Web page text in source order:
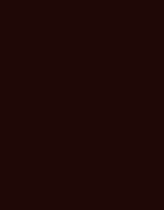
Les campagnes d'emailing
d'une stratégie marketing
directe avec votre audience cible.
puissance des campagnes
comment elles peuvent propulser
Emailing : transmettre toute l'actualité